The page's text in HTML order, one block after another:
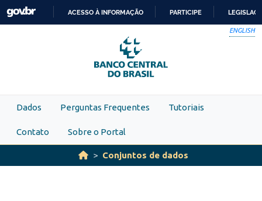
Skip to main content
PARA
O
CONTEÚDO
ACESSO À INFORMAÇÃO PARTICIPE
ENGLISH
Dados Perguntas Frequentes Tutoriais
Contato Sobre o Portal
Conjuntos de dados